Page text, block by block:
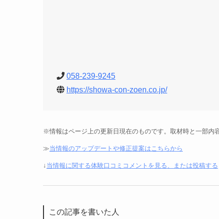
058-239-9245
https://showa-con-zoen.co.jp/
※情報はページ上の更新日現在のものです。取材時と一部内
≫当情報のアップデートや修正提案はこちらから
↓ 当情報に関する体験口コミコメントを見る、または投稿する
この記事を書いた人